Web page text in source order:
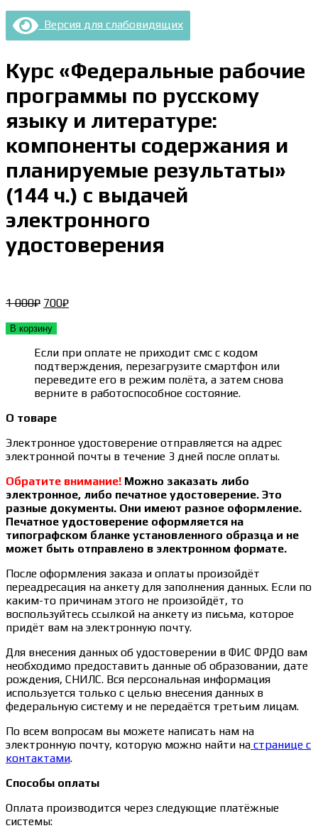
Версия для слабовидящих
Курс «Федеральные рабочие
программы по русскому
языку и литературе:
компоненты содержания и
планируемые результаты»
(144 ч.) с выдачей
электронного
удостоверения
1 000₽ Первоначальная
составляла
700₽Текущая
В корзину
Если при оплате не приходит смс с кодом
подтверждения, перезагрузите смартфон или
переведите его в режим полёта, а затем снова
верните в работоспособное состояние.
О товаре
Электронное удостоверение отправляется на адрес
электронной почты в течение 3 дней после оплаты.
Обратите внимание! Можно заказать либо
электронное, либо печатное удостоверение. Это
разные документы. Они имеют разное оформление.
Печатное удостоверение оформляется на
типографском бланке установленного образца и не
может быть отправлено в электронном формате.
После оформления заказа и оплаты произойдёт
переадресация на анкету для заполнения данных. Если по
каким-то причинам этого не произойдёт, то
воспользуйтесь ссылкой на анкету из письма, которое
придёт вам на электронную почту.
Для внесения данных об удостоверении в ФИС ФРДО вам
необходимо предоставить данные об образовании, дате
рождения, СНИЛС. Вся персональная информация
используется только с целью внесения данных в
федеральную систему и не передаётся третьим лицам.
По всем вопросам вы можете написать нам на
электронную почту, которую можно найти на странице с
контактами.
Способы оплаты
Оплата производится через следующие платёжные
системы: